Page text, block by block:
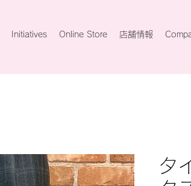
Initiatives Online Store 店舗情報
タ